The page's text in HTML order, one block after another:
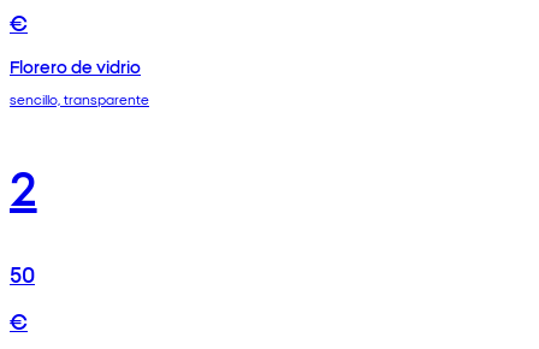
€
Florero de vidrio
sencillo, transparente
2
50
€